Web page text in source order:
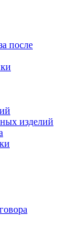
после
изделий